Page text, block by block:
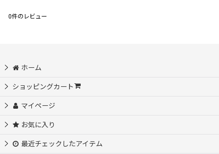
0件のレビュー
ホーム
ショッピングカート
マイページ
お気に入り
最近チェックしたアイテム